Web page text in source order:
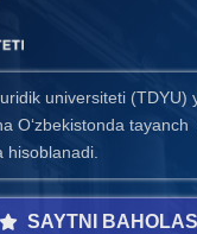
universiteti (TDYU)
O‘zbekistonda tayanch
hisoblanadi.
SAYTNI